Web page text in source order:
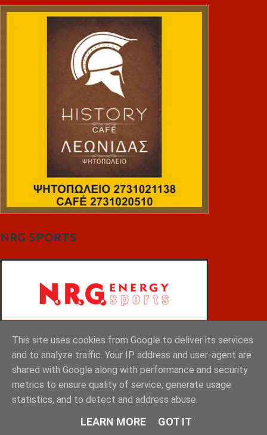
NRG SPORTS
This site uses cookies from Google to deliver its services
and to analyze traffic. Your IP address and user-agent are
shared with Google along with performance and security
metrics to ensure quality of service, generate usage
statistics, and to detect and address abuse.
LEARN MORE GOT IT